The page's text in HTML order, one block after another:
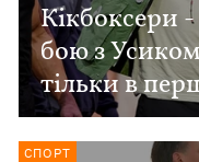
Кікбоксери
бою з
тільки в
СПОРТ